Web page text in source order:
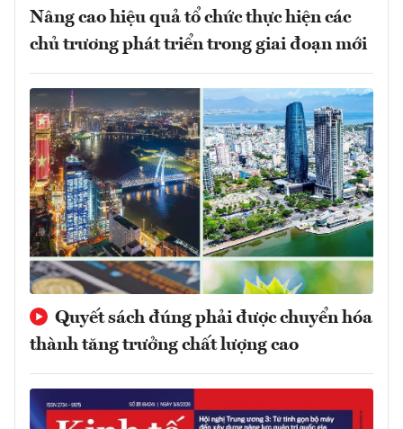
Nâng cao hiệu quả tổ chức thực hiện các
chủ trương phát triển trong giai đoạn mới
Quyết sách đúng phải được chuyển hóa
thành tăng trưởng chất lượng cao